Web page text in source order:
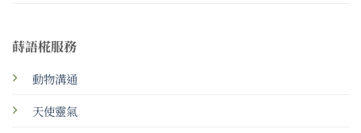
蒔語椛服務
動物溝通
天使靈氣